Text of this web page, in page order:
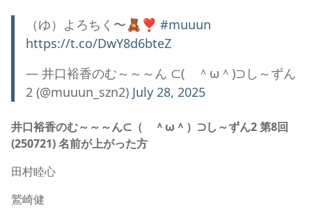
（ゆ）よろちく〜🧸❣️ #muuun
https://t.co/DwY8d6bteZ
— 井口裕香のむ～～～ん ⊂( ＾ω＾)⊃し～ずん
2 (@muuun_szn2) July 28, 2025
井口裕香のむ～～～ん⊂（ ＾ω＾）⊃し～ずん2 第8回
(250721) 名前が上がった方
田村睦心
鷲崎健